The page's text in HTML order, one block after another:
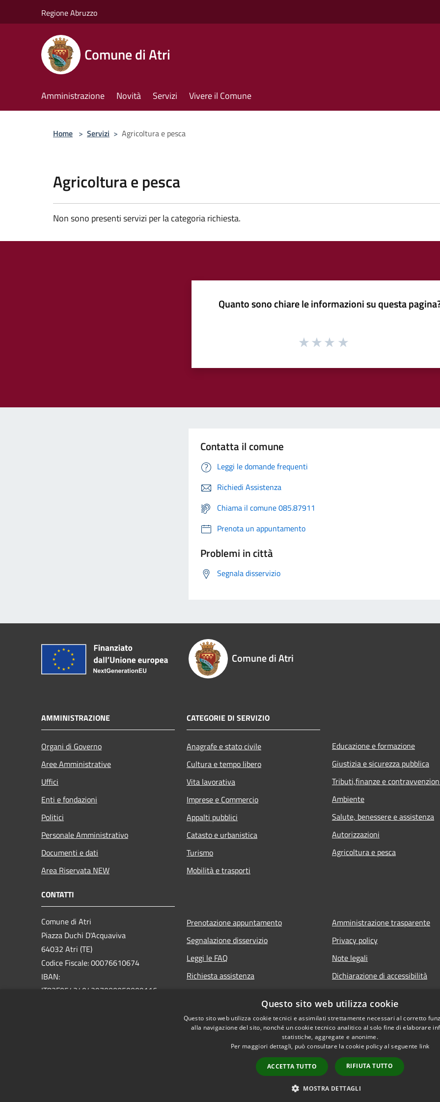
Regione Abruzzo
Comune di Atri
Amministrazione Novità Servizi Vivere il Comune
Home > Servizi > Agricoltura e pesca
Agricoltura e pesca
Non sono presenti servizi per la categoria richiesta.
Quanto sono chiare le informazioni su questa
Contatta il comune
Leggi le domande frequenti
Richiedi Assistenza
Chiama il comune 085.87911
Prenota un appuntamento
Problemi in città
Segnala disservizio
Comune di Atri
AMMINISTRAZIONE
Organi di Governo
Aree Amministrative
Uffici
Enti e fondazioni
Politici
Personale Amministrativo
Documenti e dati
Area Riservata NEW
CATEGORIE DI SERVIZIO
Anagrafe e stato civile
Cultura e tempo libero
Vita lavorativa
Imprese e Commercio
Appalti pubblici
Catasto e urbanistica
Turismo
Mobilità e trasporti
Educazione e formazione
Giustizia e sicurezza pubblica
Tributi,finanze e
Ambiente
Salute, benessere e assistenza
Autorizzazioni
Agricoltura e pesca
CONTATTI
Comune di Atri
Piazza Duchi D'Acquaviva
64032 Atri (TE)
Codice Fiscale: 00076610674
IBAN:
IT83F0542404297000050009116
Prenotazione appuntamento
Segnalazione disservizio
Leggi le FAQ
Richiesta assistenza
Amministrazione trasparente
Privacy policy
Note legali
Dichiarazione di accessibilità
Area Riservata
Questo sito web utilizza cookie
Questo sito web utilizza cookie tecnici e assimilati strettamente necessari al corretto
alla navigazione del sito, nonché un cookie tecnico analitico al solo fine di elaborare
statistiche, aggregate e anonime.
Per maggiori dettagli, può consultare la cookie policy al seguente link
ACCETTA TUTTO RIFIUTA TUTTO
MOSTRA DETTAGLI